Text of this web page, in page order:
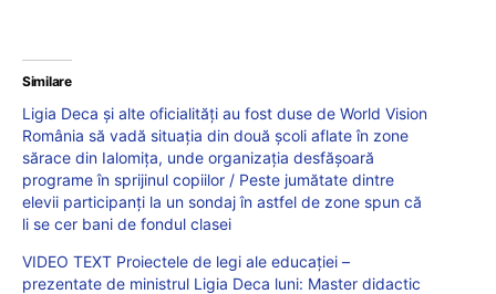
Similare
Ligia Deca și alte oficialități au fost duse de World Vision
România să vadă situația din două școli aflate în zone
sărace din Ialomița, unde organizația desfășoară
programe în sprijinul copiilor / Peste jumătate dintre
elevii participanți la un sondaj în astfel de zone spun că
li se cer bani de fondul clasei
VIDEO TEXT Proiectele de legi ale educației –
prezentate de ministrul Ligia Deca luni: Master didactic